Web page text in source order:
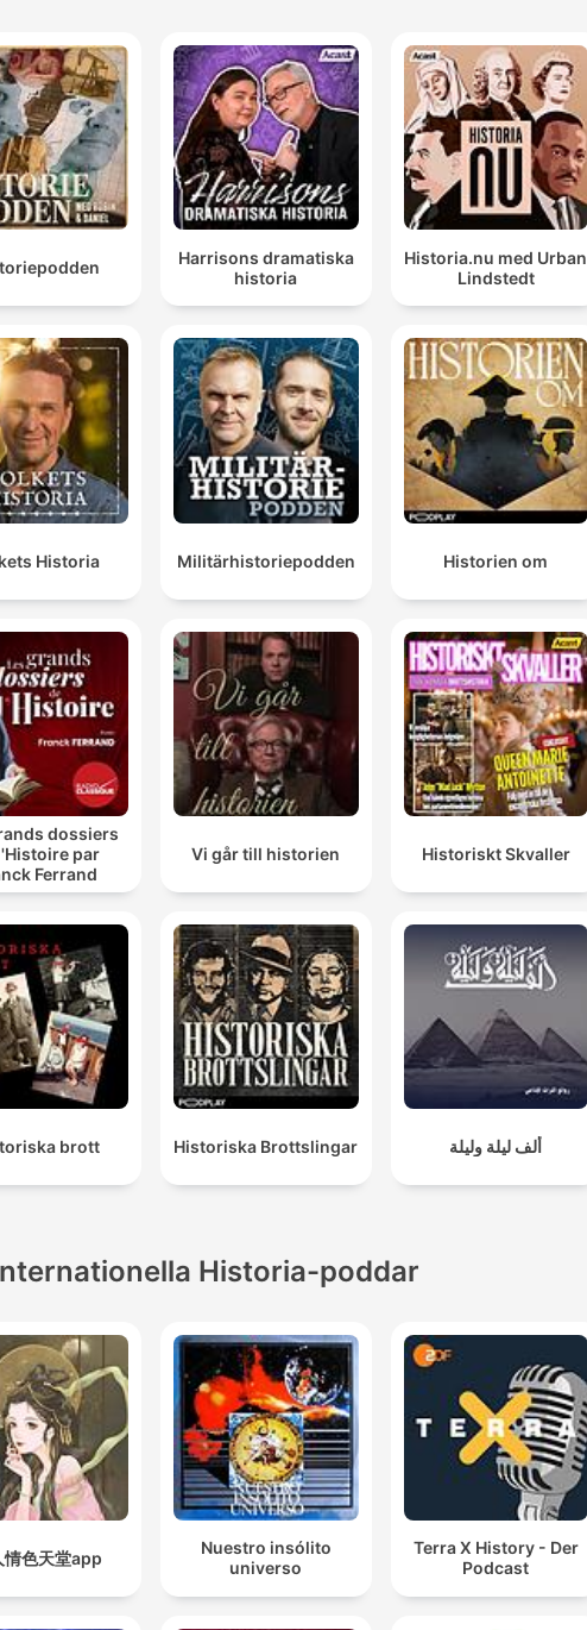
Harrisons dramatiska
historia
Historia.nu med Urban
Lindstedt
Historia Militärhistoriepodden Historien om
dossiers
par
Ferrand
Vi går till historien Historiskt Skvaller
brott Historiska Brottslingar ألف ليلة وليلة
Historia-poddar
情色天堂app
Nuestro insólito
universo
Terra X History - Der
Podcast